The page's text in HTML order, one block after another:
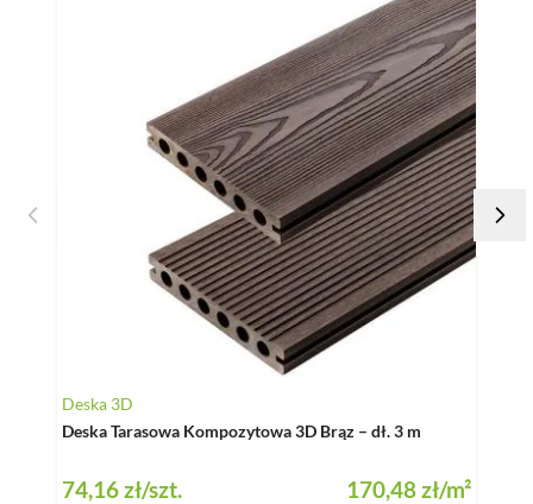
Deska 3D
Deska Tarasowa Kompozytowa 3D Brąz – dł. 3 m
74,16 zł/szt. 170,48 zł/m²